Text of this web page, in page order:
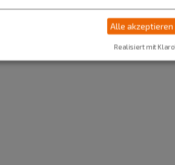
Alle akzeptieren
Realisiert mit Klaro!